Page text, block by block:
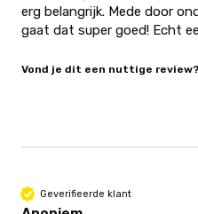
erg belangrijk. Mede door
gaat dat super goed! Echt
Vond je dit een nuttige review?
Geverifieerde klant